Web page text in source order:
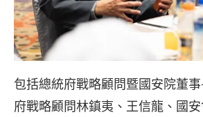
包括總統府戰略顧問暨國安院董
府戰略顧問林鎮夷、王信龍、國